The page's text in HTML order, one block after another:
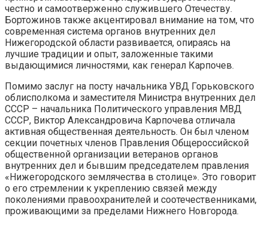
честно и самоотверженно служившего Отечеству.
Бортожинов также акцентировал внимание на том, что
современная система органов внутренних дел
Нижегородской области развивается, опираясь на
лучшие традиции и опыт, заложенные такими
выдающимися личностями, как генерал Карпочев.
Помимо заслуг на посту начальника УВД Горьковского
облисполкома и заместителя Министра внутренних дел
СССР – начальника Политического управления МВД
СССР, Виктор Александровича Карпочева отличала
активная общественная деятельность. Он был членом
секции почетных членов Правления Общероссийской
общественной организации ветеранов органов
внутренних дел и бывшим председателем правления
«Нижегородского землячества в столице». Это говорит
о его стремлении к укреплению связей между
поколениями правоохранителей и соотечественниками,
проживающими за пределами Нижнего Новгорода.